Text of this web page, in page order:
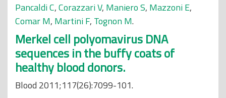
Pancaldi C,Corazzari V, Maniero S, Mazzoni E,
Comar M, Martini F, Tognon M.
Merkel cell polyomavirus DNA
sequences in the buffy coats of
healthy blood donors.
Blood 2011;117(26):7099-101.